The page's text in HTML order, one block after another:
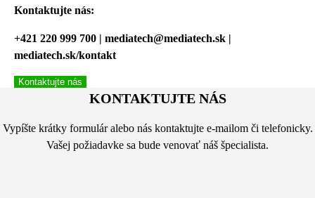
Kontaktujte nás:
+421 220 999 700 | mediatech@mediatech.sk |
mediatech.sk/kontakt
Kontaktujte nás
KONTAKTUJTE NÁS
Vypíšte krátky formulár alebo nás kontaktujte e-mailom či telefonicky.
Vašej požiadavke sa bude venovať náš špecialista.